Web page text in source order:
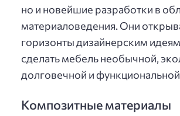
но и новейшие разработки в
материаловедения. Они
горизонты дизайнерским
сделать мебель необычной,
долговечной и
Композитные материалы